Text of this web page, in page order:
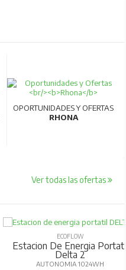
OPORTUNIDADES Y OFERTAS
RHONA
Ver todas las ofertas
ECOFLOW
Estacion De Energia
Delta 2
AUTONOMIA 1024WH